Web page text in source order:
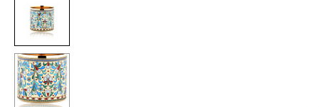
БРОШИ
КОЛЬЕ
ЦЕПИ
ДЛЯ КОФЕ
БАР
ДЕТЯМ
КОЛЬЕ И ПОДВЕСКИ
БРОШИ
КАМНЕРЕЗНОЕ
ИСКУССТВО